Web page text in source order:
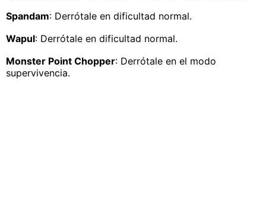
Spandam: Derrótale en dificultad normal.
Wapul: Derrótale en dificultad normal.
Monster Point Chopper: Derrótale en el modo
supervivencia.